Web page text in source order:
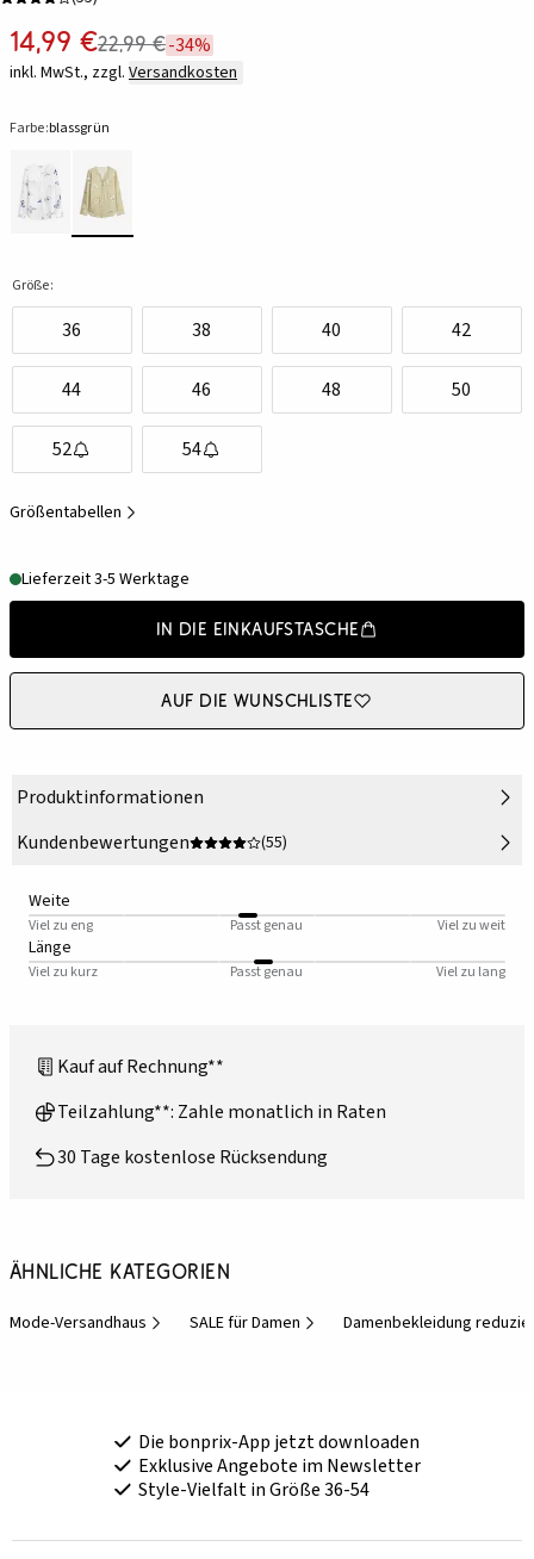
14,99 €22,99 €-34%
inkl. MwSt., zzgl. Versandkosten
Farbe:blassgrün
Größe:
36 38 40 42
44 46 48 50
52 54
Größentabellen
Lieferzeit 3-5 Werktage
In die Einkaufstasche
Auf die Wunschliste
Produktinformationen
Kundenbewertungen
(55)
Weite
Viel zu eng Passt genau Viel zu weit
Länge
Viel zu kurz Passt genau Viel zu lang
Kauf auf Rechnung**
Teilzahlung**: Zahle monatlich in Raten
30 Tage kostenlose Rücksendung
Ähnliche Kategorien
Mode-Versandhaus SALE für Damen Damenbekleidung
Die bonprix-App jetzt downloaden
Exklusive Angebote im Newsletter
Style-Vielfalt in Größe 36-54